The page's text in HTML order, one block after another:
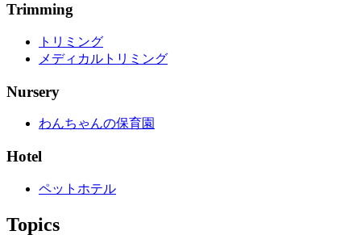
Trimming
トリミング
メディカルトリミング
Nursery
わんちゃんの保育園
Hotel
ペットホテル
Topics